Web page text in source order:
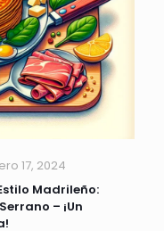
17, 2024
Madrileño:
– ¡Un